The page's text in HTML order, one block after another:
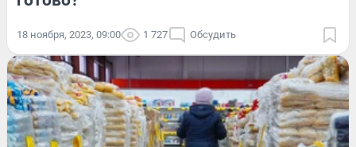
18 ноября, 2023, 09:00 1 727 Обсудить